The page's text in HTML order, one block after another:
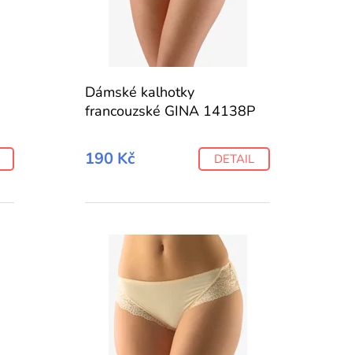
Dámské kalhotky
francouzské GINA 14138P
190 Kč DETAIL